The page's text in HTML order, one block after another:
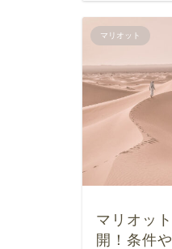
マリオット
マリオッ
開！条件